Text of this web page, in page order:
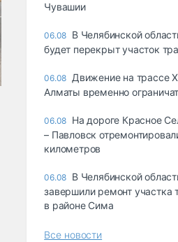
Чувашии
06.08 В Челябинской
будет перекрыт участок
06.08 Движение на трассе
Алматы временно ограничат
06.08 На дороге Красное
– Павловск
километров
06.08 В Челябинской
завершили ремонт участка
в районе Сима
Все новости